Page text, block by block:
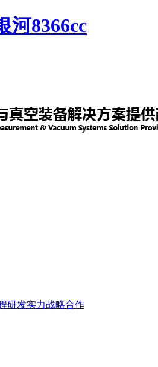
河8366cc
研发实力战略合作